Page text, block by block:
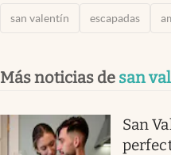
san valentín escapadas
Más noticias de san
San